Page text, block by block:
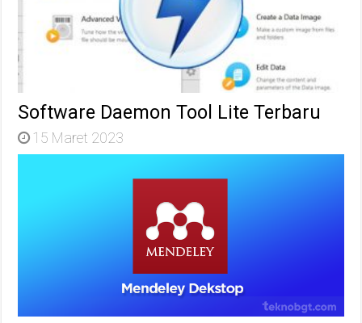
Software Daemon Tool Lite Terbaru
15 Maret 2023